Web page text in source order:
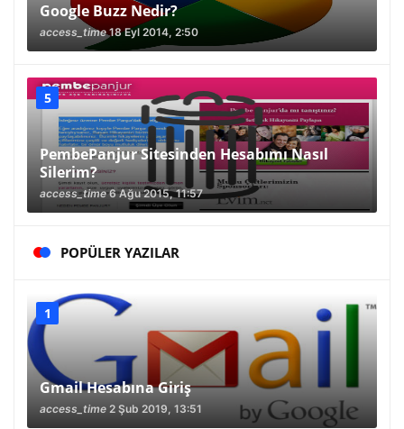
Google Buzz Nedir?
access_time18 Eyl 2014, 2:50
PembePanjur Sitesinden Hesabımı Nasıl
Silerim?
access_time6 Ağu 2015, 11:57
POPÜLER YAZILAR
Gmail Hesabına Giriş
access_time 2 Şub 2019, 13:51